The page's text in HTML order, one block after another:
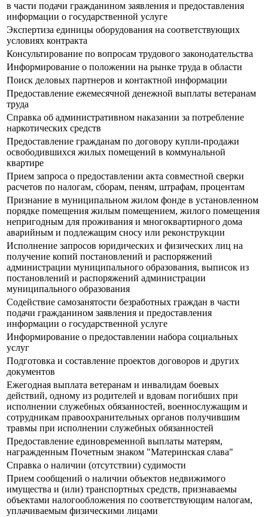
в части подачи гражданином заявления и предоставления
информации о государственной услуге
Экспертиза единицы оборудования на соответствующих
условиях контракта
Консультирование по вопросам трудового законодательства
Информирование о положении на рынке труда в области
Поиск деловых партнеров и контактной информации
Предоставление ежемесячной денежной выплаты ветеранам
труда
Справка об административном наказании за потребление
наркотических средств
Предоставление гражданам по договору купли-продажи
освободившихся жилых помещений в коммунальной
квартире
Прием запроса о предоставлении акта совместной сверки
расчетов по налогам, сборам, пеням, штрафам, процентам
Признание в муниципальном жилом фонде в установленном
порядке помещения жилым помещением, жилого помещения
непригодным для проживания и многоквартирного дома
аварийным и подлежащим сносу или реконструкции
Исполнение запросов юридических и физических лиц на
получение копий постановлений и распоряжений
администрации муниципального образования, выписок из
постановлений и распоряжений администрации
муниципального образования
Содействие самозанятости безработных граждан в части
подачи гражданином заявления и предоставления
информации о государственной услуге
Информирование о предоставлении набора социальных
услуг
Подготовка и составление проектов договоров и других
документов
Ежегодная выплата ветеранам и инвалидам боевых
действий, одному из родителей и вдовам погибших при
исполнении служебных обязанностей, военнослужащим и
сотрудникам правоохранительных органов получившим
травмы при исполнении служебных обязанностей
Предоставление единовременной выплаты матерям,
награжденным Почетным знаком "Материнская слава"
Справка о наличии (отсутствии) судимости
Прием сообщений о наличии объектов недвижимого
имущества и (или) транспортных средств, признаваемы
объектами налогообложения по соответствующим налогам,
уплачиваемым физическими лицами